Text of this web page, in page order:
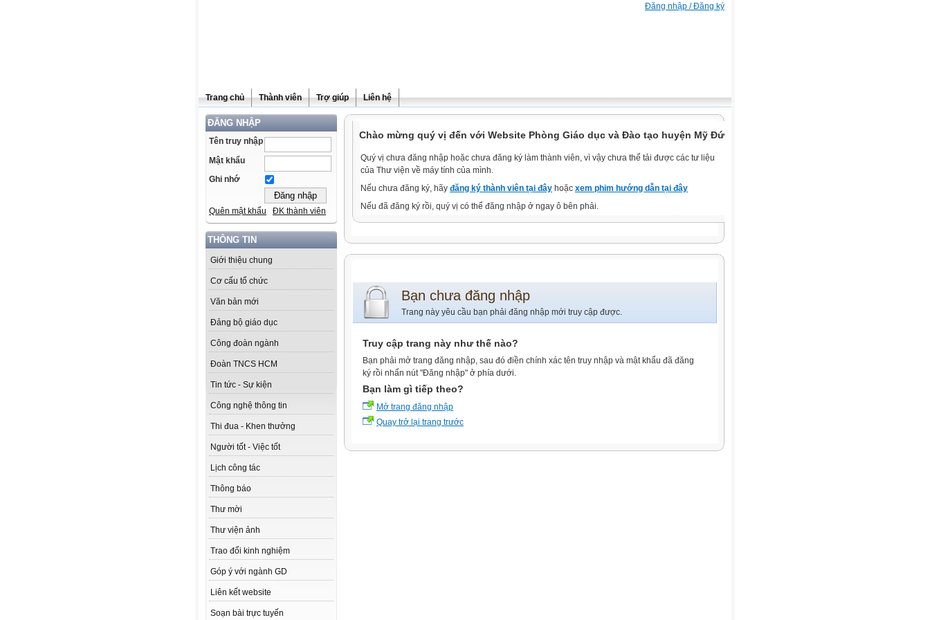
Đăng nhập / Đăng ký
Trang chủ Thành viên Trợ giúp Liên hệ
ĐĂNG NHẬP
Tên truy nhập
Mật khẩu
Ghi nhớ
Quên mật khẩu ĐK thành viên
THÔNG TIN
Giới thiệu chung
Cơ cấu tổ chức
Văn bản mới
Đảng bộ giáo dục
Công đoàn ngành
Đoàn TNCS HCM
Tin tức - Sự kiện
Công nghệ thông tin
Thi đua - Khen thưởng
Người tốt - Việc tốt
Lịch công tác
Thông báo
Thư mời
Thư viện ảnh
Trao đổi kinh nghiệm
Góp ý với ngành GD
Liên kết website
Soạn bài trực tuyến
Chào mừng quý vị đến với Website Phòng Giáo dục và Đào tạo huyện Mỹ Đức.
Quý vị chưa đăng nhập hoặc chưa đăng ký làm thành viên, vì vậy chưa thể tải được các tư liệu
của Thư viện về máy tính của mình.
Nếu chưa đăng ký, hãy đăng ký thành viên tại đây hoặc xem phim hướng dẫn tại đây
Nếu đã đăng ký rồi, quý vị có thể đăng nhập ở ngay ô bên phải.
Bạn chưa đăng nhập
Trang này yêu cầu bạn phải đăng nhập mới truy cập được.
Truy cập trang này như thế nào?
Bạn phải mở trang đăng nhập, sau đó điền chính xác tên truy nhập và mật khẩu đã đăng
ký rồi nhấn nút "Đăng nhập" ở phía dưới.
Bạn làm gì tiếp theo?
Mở trang đăng nhập
Quay trở lại trang trước